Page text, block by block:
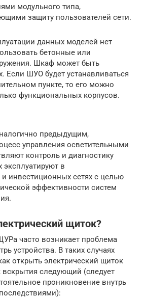
модульного типа,
защиту пользователей сети.
данных моделей нет
бетонные или
Шкаф может быть
Если ШУО будет устанавливаться
пункте, то его можно
функциональных корпусов.
предыдущим,
управления осветительными
контроль и диагностику
в
и инвестиционных сетях с целью
эффективности систем
щиток?
часто возникает проблема
устройства. В таких случаях
открыть электрический щиток
следующий (следует
проникновение внутрь